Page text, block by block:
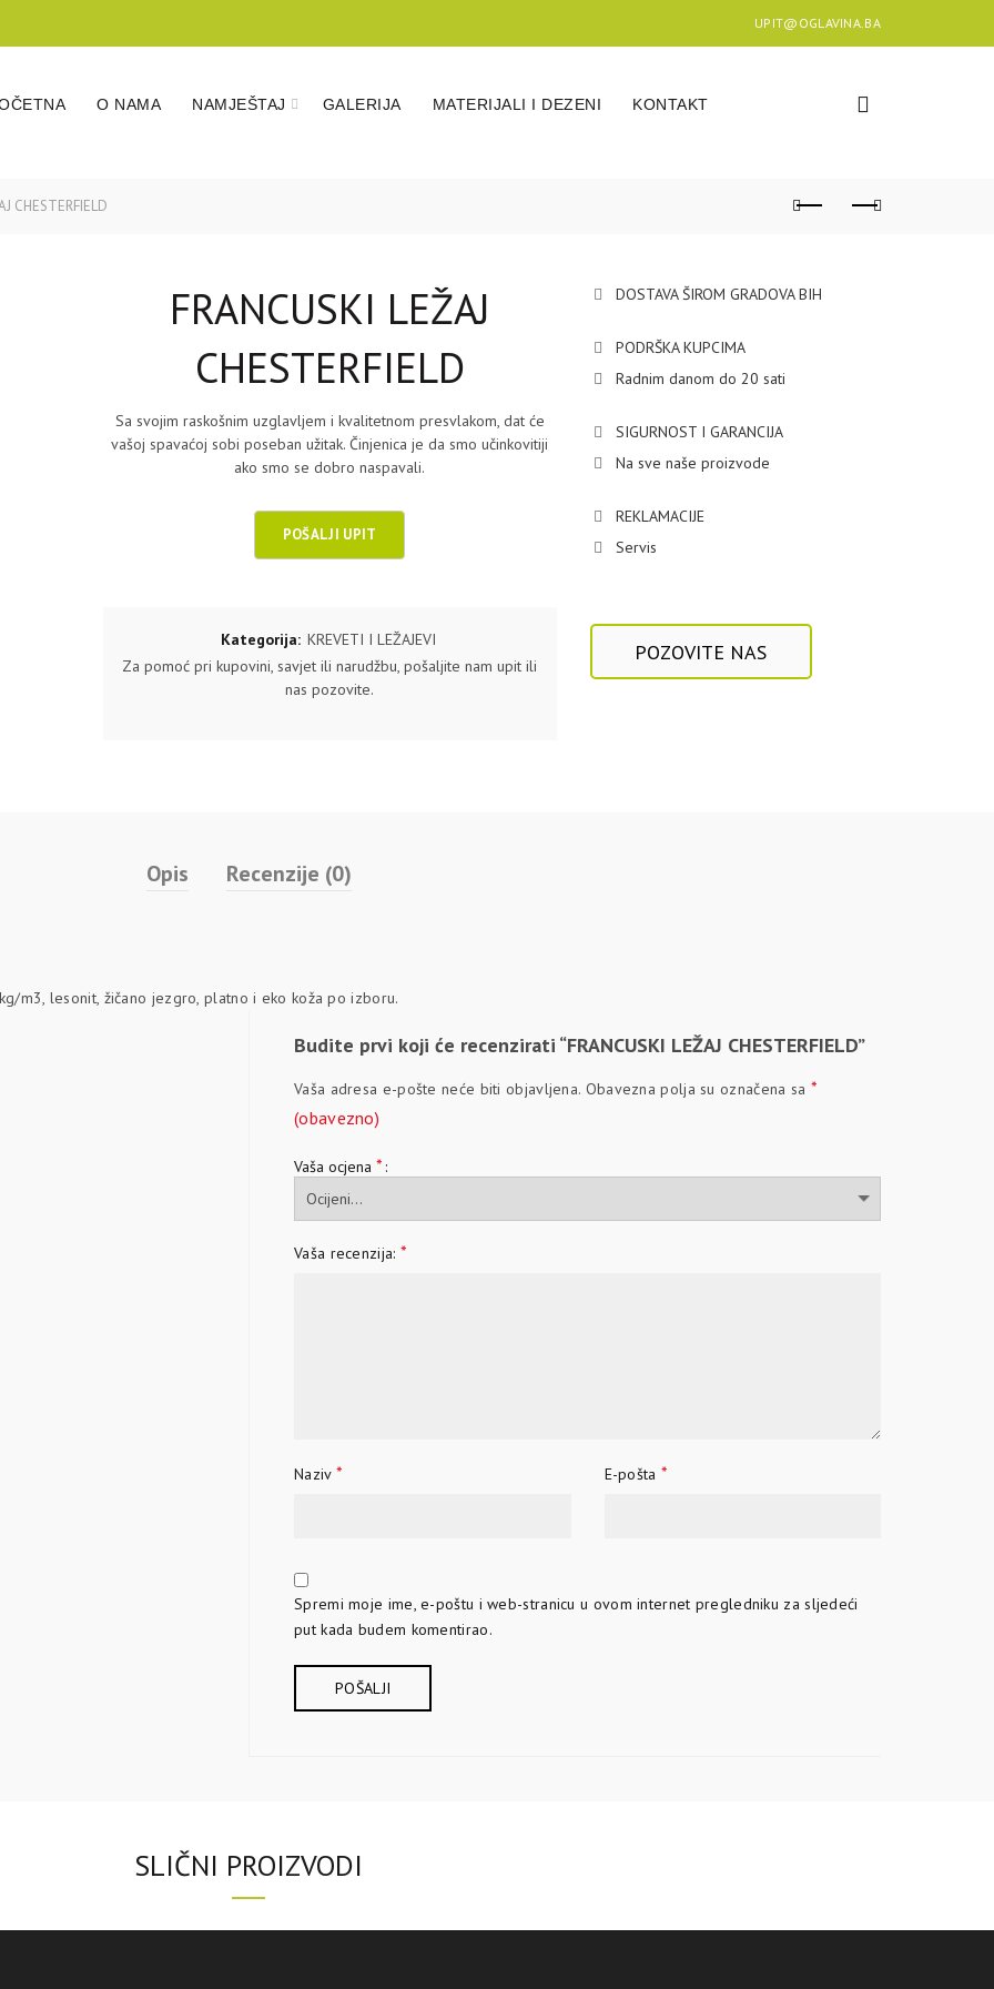
UPIT@OGLAVINA.BA
O NAMA NAMJEŠTAJ GALERIJA MATERIJALI I DEZENI KONTAKT
CHESTERFIELD
FRANCUSKI LEŽAJ
CHESTERFIELD
Sa svojim raskošnim uzglavljem i kvalitetnom presvlakom, dat će
vašoj spavaćoj sobi poseban užitak. Činjenica je da smo učinkovitiji
ako smo se dobro naspavali.
Kategorija: KREVETI I LEŽAJEVI
Za pomoć pri kupovini, savjet ili narudžbu, pošaljite nam upit ili
nas pozovite.
DOSTAVA ŠIROM GRADOVA BIH
PODRŠKA KUPCIMA
Radnim danom do 20 sati
SIGURNOST I GARANCIJA
Na sve naše proizvode
REKLAMACIJE
Servis
POZOVITE NAS
Opis Recenzije (0)
m3, lesonit, žičano jezgro, platno i eko koža po izboru.
Budite prvi koji će recenzirati “FRANCUSKI LEŽAJ CHESTERFIELD”
Vaša adresa e-pošte neće biti objavljena. Obavezna polja su označena sa *
(obavezno)
Vaša ocjena *
Vaša recenzija: *
Naziv * E-pošta *
Spremi moje ime, e-poštu i web-stranicu u ovom internet pregledniku za sljedeći
put kada budem komentirao.
SLIČNI PROIZVODI